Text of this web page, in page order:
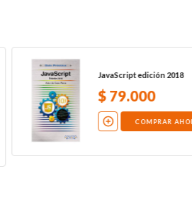
OS X Mavericks
$ 30.000